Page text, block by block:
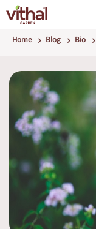
Home Blog Bio